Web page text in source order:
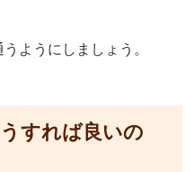
ようにしましょう。
すれば良いの